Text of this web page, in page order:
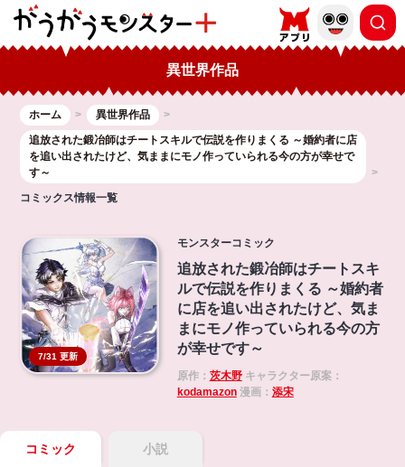
異世界作品
ホーム
異世界作品
追放された鍛冶師はチートスキルで伝説を作りまくる ～婚約者に店
を追い出されたけど、気ままにモノ作っていられる今の方が幸せで
す～
コミックス情報一覧
7/31 更新
モンスターコミック
追放された鍛冶師はチートスキ
ルで伝説を作りまくる ～婚約者
に店を追い出されたけど、気ま
まにモノ作っていられる今の方
が幸せです～
原作： 茨木野キャラクター原案：
kodamazon漫画： 添宋
コミック 小説